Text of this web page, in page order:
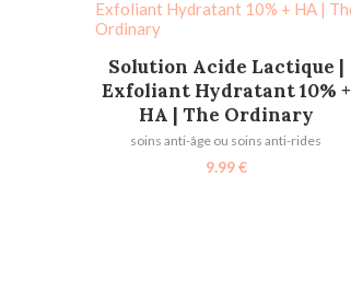
AJOUTER AU PANIER
Solution Acide Lactique |
Exfoliant Hydratant 10% +
HA | The Ordinary
soins anti-âge ou soins anti-rides
9.99€